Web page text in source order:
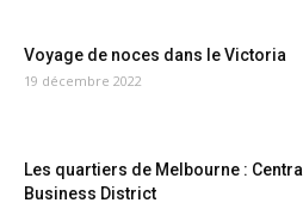
Voyage de noces dans le Victoria
19 décembre 2022
Les quartiers de Melbourne : Central
Business District